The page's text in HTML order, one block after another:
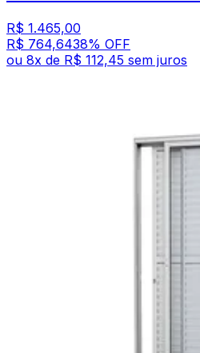
R$ 1.465,00
R$ 764,6438% OFF
ou 8x de R$ 112,45 sem juros